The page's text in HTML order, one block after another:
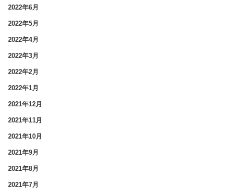
2022年6月
2022年5月
2022年4月
2022年3月
2022年2月
2022年1月
2021年12月
2021年11月
2021年10月
2021年9月
2021年8月
2021年7月